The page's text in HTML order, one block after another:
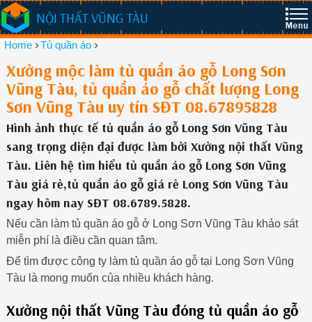
NỘI THẤT VŨNG TÀU
Home ›Tủ quần áo ›
Xưởng mộc làm tủ quần áo gỗ Long Sơn
Vũng Tàu, tủ quần áo gỗ chất lượng Long
Sơn Vũng Tàu uy tín SĐT 08.67895828
Hình ảnh thực tế tủ quần áo gỗ Long Sơn Vũng Tàu
sang trọng diện đại được làm bởi Xưởng nội thất Vũng
Tàu. Liên hệ tìm hiểu tủ quần áo gỗ Long Sơn Vũng
Tàu giá rẻ,tủ quần áo gỗ giá rẻ Long Sơn Vũng Tàu
ngay hôm nay SĐT 08.6789.5828.
Nếu cần làm tủ quần áo gỗ ở Long Sơn Vũng Tàu khảo sát
miễn phí là điều cần quan tâm.
Để tìm được công ty làm tủ quần áo gỗ tại Long Sơn Vũng
Tàu là mong muốn của nhiều khách hàng.
Xưởng nội thất Vũng Tàu đóng tủ quần áo gỗ